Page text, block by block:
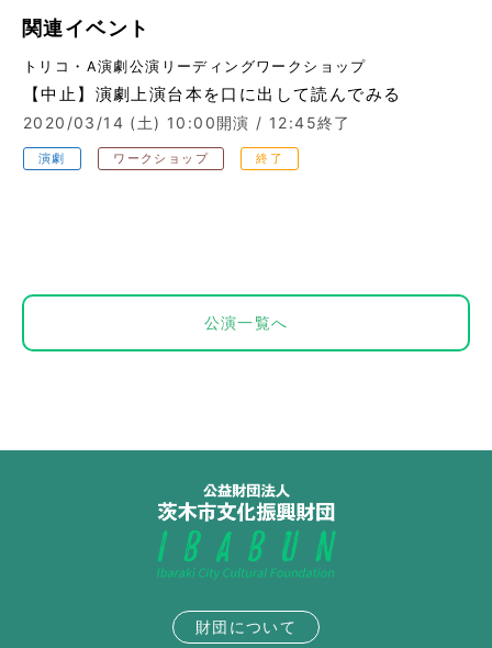
関連イベント
トリコ・A演劇公演リーディングワークショップ
【中止】演劇上演台本を口に出して読んでみる
2020/03/14 (土) 10:00開演 / 12:45終了
演劇 ワークショップ 終了
公演一覧へ
財団について